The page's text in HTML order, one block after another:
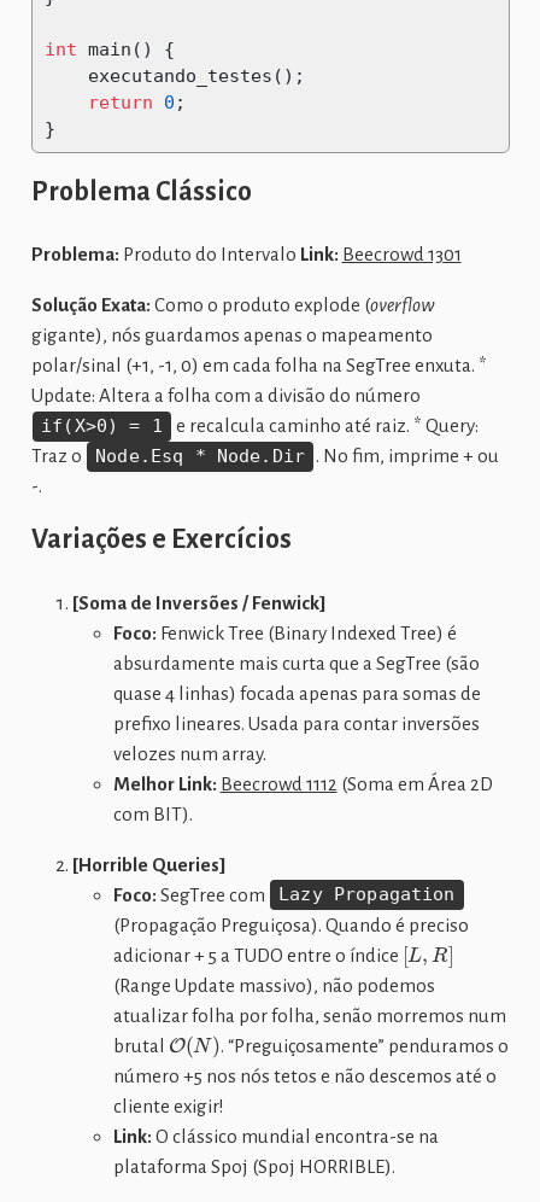
int main ()
{
    executando_testes
();
return
0 ;
}
Problema Clássico
Problema: Produto do Intervalo Link: Beecrowd 1301
Solução Exata: Como o produto explode (overflow
gigante), nós guardamos apenas o mapeamento
polar/sinal (+1, -1, 0) em cada folha na SegTree enxuta. *
Update: Altera a folha com a divisão do número
if(X>0) = 1
e recalcula caminho até raiz. * Query:
Traz o
Node.Esq * Node.Dir . No fim, imprime + ou
-.
Variações e Exercícios
[Soma de Inversões / Fenwick]
Foco: Fenwick Tree (Binary Indexed Tree) é
absurdamente mais curta que a SegTree (são
quase 4 linhas) focada apenas para somas de
prefixo lineares. Usada para contar inversões
velozes num array.
Melhor Link: Beecrowd 1112 (Soma em Área 2D
com BIT).
[Horrible Queries]
Foco: SegTree com Lazy Propagation
(Propagação Preguiçosa). Quando é preciso
adicionar + 5 a TUDO entre o índice [L, ]
(Range Update massivo), não podemos
atualizar folha por folha, senão morremos num
brutal
O(N) . “Preguiçosamente” penduramos o
número +5 nos nós tetos e não descemos até o
cliente exigir!
Link: O clássico mundial encontra-se na
plataforma Spoj (Spoj HORRIBLE).